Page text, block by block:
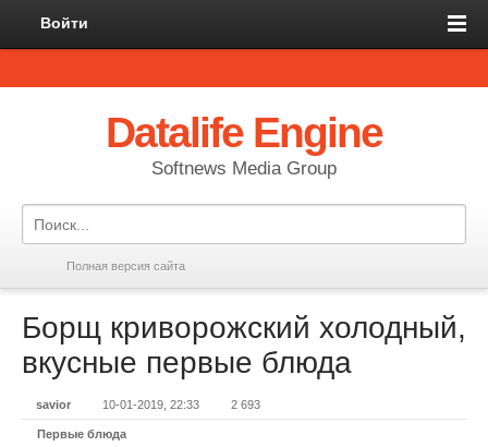
Войти
Datalife Engine
Softnews Media Group
Полная версия сайта
Борщ криворожский холодный,
вкусные первые блюда
savior 10-01-2019, 22:33 2 693
Первые блюда